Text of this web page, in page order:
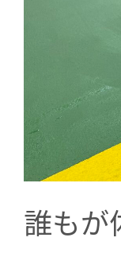
誰もが